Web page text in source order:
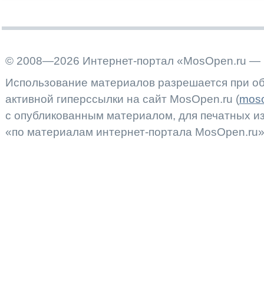
© 2008—2026 Интернет-портал «MosOpen.ru —
Использование материалов разрешается при
активной гиперссылки на сайт MosOpen.ru (
с опубликованным материалом, для печатных
«по материалам интернет-портала